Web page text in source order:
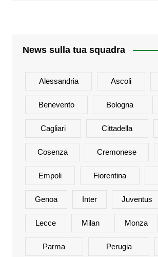
News sulla tua squadra
Alessandria Ascoli
Benevento Bologna
Cagliari Cittadella
Cosenza Cremonese
Empoli Fiorentina
Genoa Inter Juventus
Lecce Milan Monza
Parma Perugia